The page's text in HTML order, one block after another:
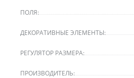
ПОЛЯ:
ДЕКОРАТИВНЫЕ ЭЛЕМЕНТЫ:
РЕГУЛЯТОР РАЗМЕРА:
ПРОИЗВОДИТЕЛЬ: